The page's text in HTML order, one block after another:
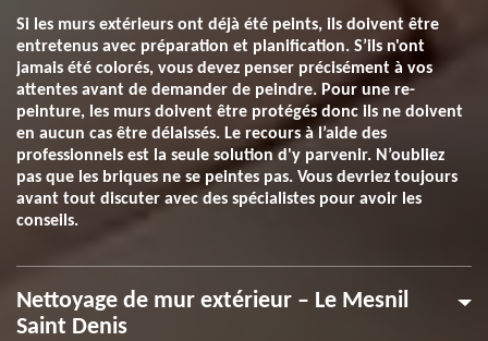
Si les murs extérieurs ont déjà été peints, ils doivent être
entretenus avec préparation et planification. S’ils n'ont
jamais été colorés, vous devez penser précisément à vos
attentes avant de demander de peindre. Pour une re-
peinture, les murs doivent être protégés donc ils ne doivent
en aucun cas être délaissés. Le recours à l’aide des
professionnels est la seule solution d'y parvenir. N’oubliez
pas que les briques ne se peintes pas. Vous devriez toujours
avant tout discuter avec des spécialistes pour avoir les
conseils.
Nettoyage de mur extérieur – Le Mesnil
Saint Denis